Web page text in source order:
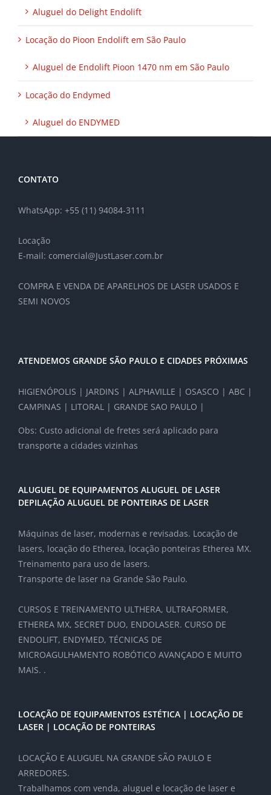
Aluguel do Delight Endolift
Locação do Pioon Endolift em São Paulo
Aluguel de Endolift Pioon 1470 nm em São Paulo
Locação do Endymed
Aluguel do ENDYMED
CONTATO
WhatsApp: +55 (11) 94084-3111
Locação
E-mail: comercial@JustLaser.com.br
COMPRA E VENDA DE APARELHOS DE LASER USADOS E
SEMI NOVOS
ATENDEMOS GRANDE SÃO PAULO E CIDADES PRÓXIMAS
HIGIENÓPOLIS | JARDINS | ALPHAVILLE | OSASCO | ABC |
CAMPINAS | LITORAL | GRANDE SAO PAULO |
Obs: Custo adicional de fretes será aplicado para
transporte a cidades vizinhas
ALUGUEL DE EQUIPAMENTOS ALUGUEL DE LASER
DEPILAÇÃO ALUGUEL DE PONTEIRAS DE LASER
Máquinas de laser, modernas e revisadas. Locação de
lasers, locação do Etherea, locação ponteiras Etherea MX.
Treinamento para uso de lasers.
Transporte de laser na Grande São Paulo.
CURSOS E TREINAMENTO ULTHERA, ULTRAFORMER,
ETHEREA MX, SECRET DUO, ENDOLASER. CURSO DE
ENDOLIFT, ENDYMED, TÉCNICAS DE
MICROAGULHAMENTO ROBÓTICO AVANÇADO E MUITO
MAIS. .
LOCAÇÃO DE EQUIPAMENTOS ESTÉTICA | LOCAÇÃO DE
LASER | LOCAÇÃO DE PONTEIRAS
LOCAÇÃO E ALUGUEL NA GRANDE SÃO PAULO E
ARREDORES.
Trabalhamos com venda, aluguel e locação de laser e